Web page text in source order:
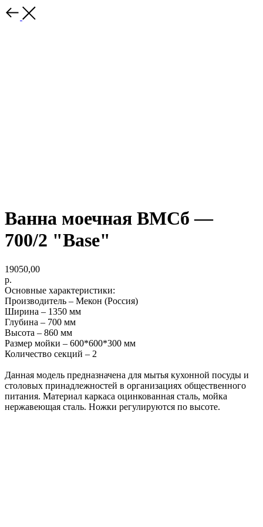
Ванна моечная ВМСб —
700/2 "Base"
19050,00
р.
Основные характеристики:
Производитель – Мекон (Россия)
Ширина – 1350 мм
Глубина – 700 мм
Высота – 860 мм
Размер мойки – 600*600*300 мм
Количество секций – 2
Данная модель предназначена для мытья кухонной посуды и
столовых принадлежностей в организациях общественного
питания. Материал каркаса оцинкованная сталь, мойка
нержавеющая сталь. Ножки регулируются по высоте.